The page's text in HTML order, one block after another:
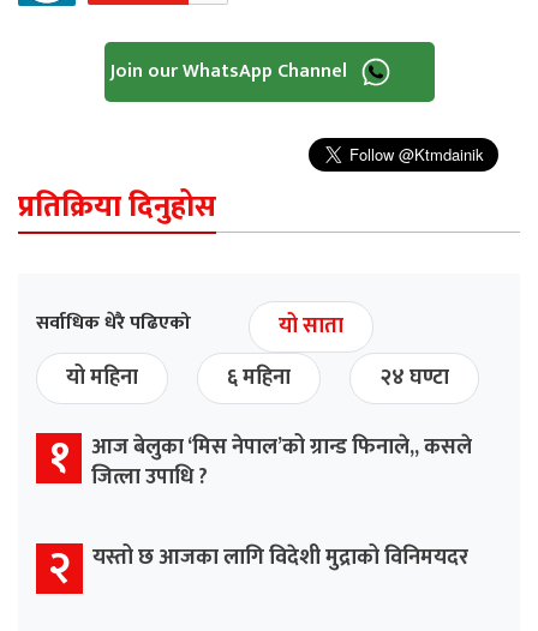
Join our WhatsApp Channel
प्रतिक्रिया दिनुहोस
सर्वाधिक धेरै पढिएको
यो साता
यो महिना
६ महिना २४ घण्टा
१
आज बेलुका ‘मिस नेपाल’को ग्रान्ड फिनाले,, कसले
जित्ला उपाधि ?
२ यस्तो छ आजका लागि विदेशी मुद्राको विनिमयदर